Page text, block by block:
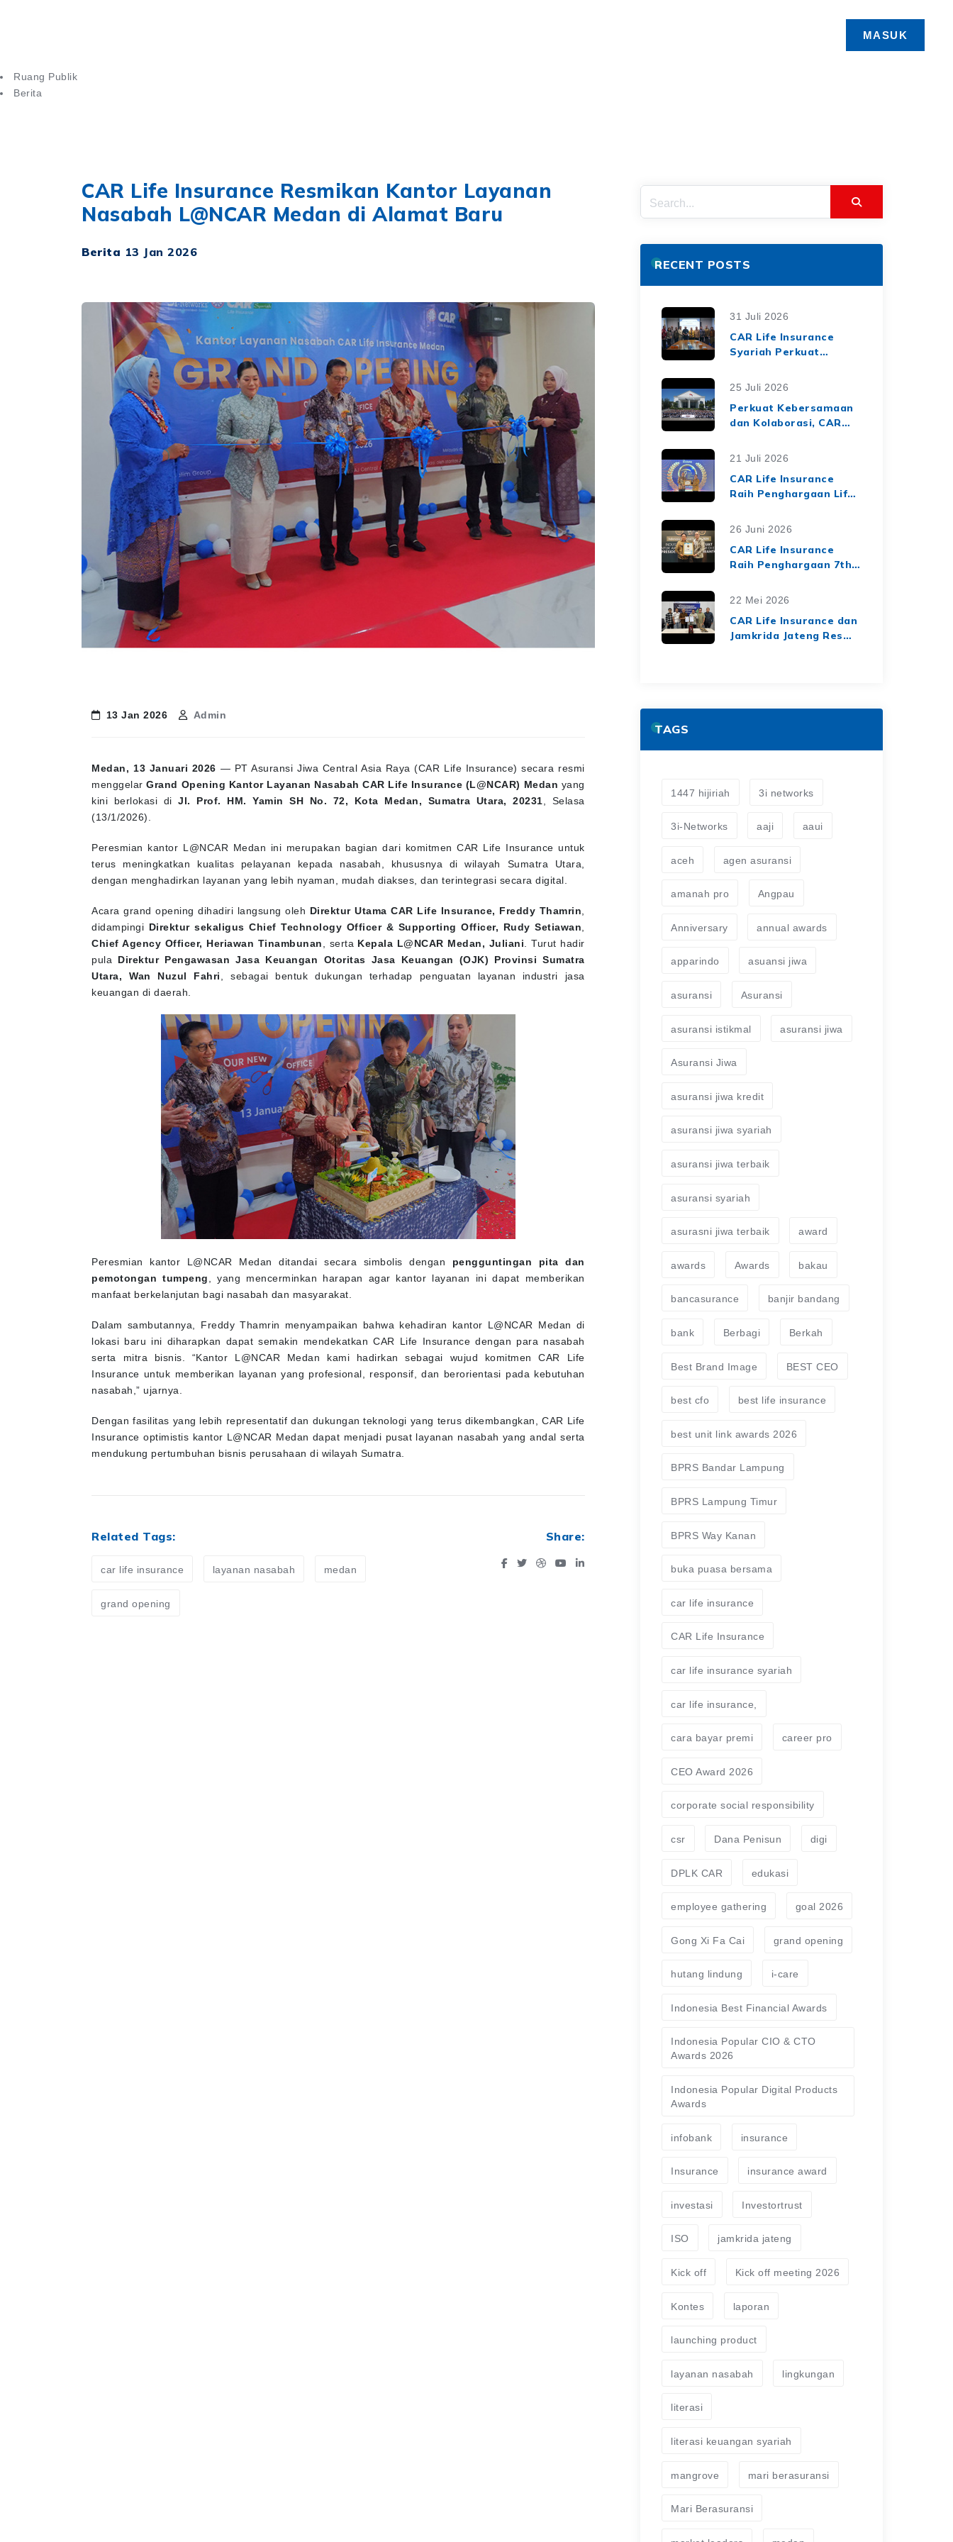
MASUK
Ruang Publik
Berita
CAR Life Insurance Resmikan Kantor Layanan
Nasabah L@NCAR Medan di Alamat Baru
Berita 13 Jan 2026
13 Jan 2026 Admin
Medan, 13 Januari 2026 — PT Asuransi Jiwa Central Asia Raya (CAR Life Insurance) secara resmi
menggelarGrand Opening Kantor Layanan Nasabah CAR Life Insurance (L@NCAR) Medan yang
kini berlokasi di
Jl. Prof. HM. Yamin SH No. 72, Kota Medan, Sumatra Utara, 20231
, Selasa
(13/1/2026).
Peresmian kantor L@NCAR Medan ini merupakan bagian dari komitmen CAR Life Insurance untuk
terus meningkatkan kualitas pelayanan kepada nasabah, khususnya di wilayah Sumatra Utara,
dengan menghadirkan layanan yang lebih nyaman, mudah diakses, dan terintegrasi secara digital.
Acara grand opening dihadiri langsung oleh Direktur Utama CAR Life Insurance, Freddy Thamrin
didampingi Direktur sekaligus Chief Technology Officer & Supporting Officer, Rudy Setiawan
Chief Agency Officer, Heriawan Tinambunan
, serta Kepala L@NCAR Medan, Juliani . Turut hadir
pula Direktur Pengawasan Jasa Keuangan Otoritas Jasa Keuangan (OJK) Provinsi Sumatra
Utara, Wan Nuzul Fahri
, sebagai bentuk dukungan terhadap penguatan layanan industri jasa
keuangan di daerah.
Peresmian kantor L@NCAR Medan ditandai secara simbolis dengan
pengguntingan pita dan
pemotongan tumpeng
, yang mencerminkan harapan agar kantor layanan ini dapat memberikan
manfaat berkelanjutan bagi nasabah dan masyarakat.
Dalam sambutannya, Freddy Thamrin menyampaikan bahwa kehadiran kantor L@NCAR Medan di
lokasi baru ini diharapkan dapat semakin mendekatkan CAR Life Insurance dengan para nasabah
serta mitra bisnis. “Kantor L@NCAR Medan kami hadirkan sebagai wujud komitmen CAR Life
Insurance untuk memberikan layanan yang profesional, responsif, dan berorientasi pada kebutuhan
nasabah,” ujarnya.
Dengan fasilitas yang lebih representatif dan dukungan teknologi yang terus dikembangkan, CAR Life
Insurance optimistis kantor L@NCAR Medan dapat menjadi pusat layanan nasabah yang andal serta
mendukung pertumbuhan bisnis perusahaan di wilayah Sumatra.
Related Tags:
car life insurance layanan nasabah medan
grand opening
Share:
RECENT POSTS
31 Juli 2026
CAR Life Insurance
Syariah Perkuat
Syariah melalui Kerja
Syariah dengan Tiga
BPRS di Lampung
25 Juli 2026
Perkuat Kebersamaan
dan Kolaborasi, CAR
Employee Gathering
"Harmoni Nusantara,
Sinergi Berkelanjutan"
21 Juli 2026
CAR Life Insurance
Raih Penghargaan Life
Market Leaders 2026
26 Juni 2026
CAR Life Insurance
Raih Penghargaan 7th
Companies Awards
Keuangan yang Solid
dan Berkelanjutan
22 Mei 2026
CAR Life Insurance dan
Jamkrida Jateng Resmi
TAGS
1447 hijiriah 3i networks
3i-Networks aaji aaui
aceh agen asuransi
amanah pro Angpau
Anniversary annual awards
apparindo asuansi jiwa
asuransi Asuransi
asuransi istikmal asuransi jiwa
Asuransi Jiwa
asuransi jiwa kredit
asuransi jiwa syariah
asuransi jiwa terbaik
asuransi syariah
asurasni jiwa terbaik award
awards Awards bakau
bancasurance banjir bandang
bank Berbagi Berkah
Best Brand Image BEST CEO
best cfo best life insurance
best unit link awards 2026
BPRS Bandar Lampung
BPRS Lampung Timur
BPRS Way Kanan
buka puasa bersama
car life insurance
CAR Life Insurance
car life insurance syariah
car life insurance,
cara bayar premi career pro
CEO Award 2026
corporate social responsibility
csr Dana Penisun digi
DPLK CAR edukasi
employee gathering goal 2026
Gong Xi Fa Cai grand opening
hutang lindung i-care
Indonesia Best Financial Awards
Indonesia Popular CIO & CTO
Awards 2026
Indonesia Popular Digital Products
Awards
infobank insurance
Insurance insurance award
investasi Investortrust
ISO jamkrida jateng
Kick off Kick off meeting 2026
Kontes laporan
launching product
layanan nasabah lingkungan
literasi
literasi keuangan syariah
mangrove mari berasuransi
Mari Berasuransi